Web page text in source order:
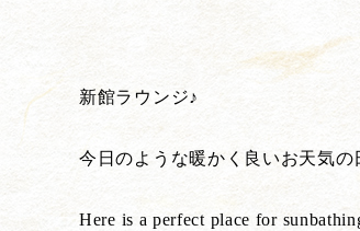
新館ラウンジ♪
今日のような暖かく良いお天気
Here is a perfect place for